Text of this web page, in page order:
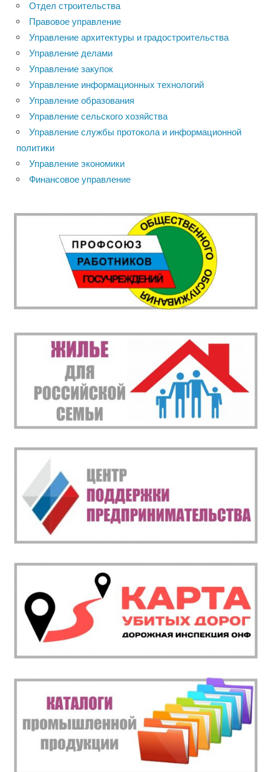
Отдел строительства
Правовое управление
Управление архитектуры и градостроительства
Управление делами
Управление закупок
Управление информационных технологий
Управление образования
Управление сельского хозяйства
Управление службы протокола и информационной
политики
Управление экономики
Финансовое управление